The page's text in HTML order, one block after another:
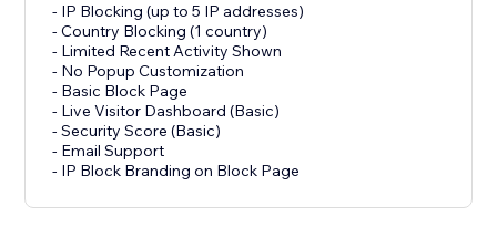
- IP Blocking (up to 5 IP addresses)
- Country Blocking (1 country)
- Limited Recent Activity Shown
- No Popup Customization
- Basic Block Page
- Live Visitor Dashboard (Basic)
- Security Score (Basic)
- Email Support
- IP Block Branding on Block Page